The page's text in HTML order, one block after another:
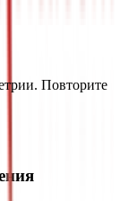
Повторите